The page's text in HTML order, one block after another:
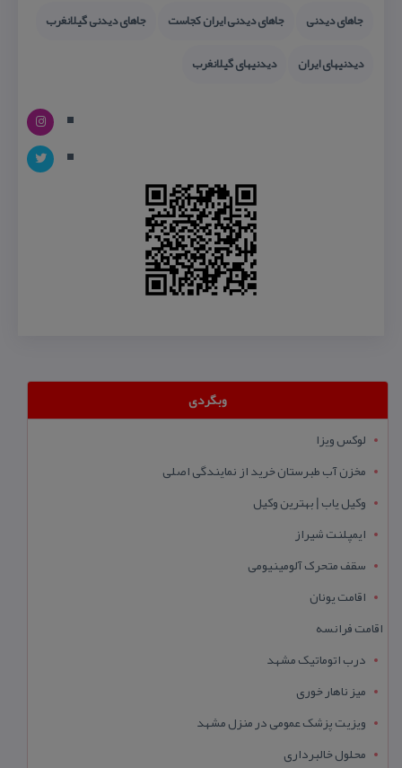
جاهای دیدنی
جاهای دیدنی ایران كجاست
جاهای دیدنی گیلانغرب
دیدنیهای ایران
دیدنیهای گیلانغرب
وبگردی
لوکس ویزا
مخزن آب طبرستان خرید از نمایندگی اصلی
وکیل یاب | بهترین وکیل
ایمپلنت شیراز
سقف متحرک آلومینیومی
اقامت یونان
اقامت فرانسه
درب اتوماتیک مشهد
میز ناهار خوری
ویزیت پزشک عمومی در منزل مشهد
محلول خالبرداری